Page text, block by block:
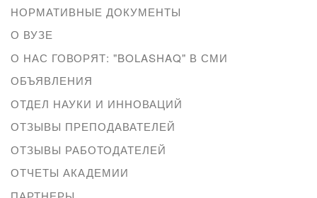
НОРМАТИВНЫЕ ДОКУМЕНТЫ
О ВУЗЕ
О НАС ГОВОРЯТ: "BOLASHAQ" В СМИ
ОБЪЯВЛЕНИЯ
ОТДЕЛ НАУКИ И ИННОВАЦИЙ
ОТЗЫВЫ ПРЕПОДАВАТЕЛЕЙ
ОТЗЫВЫ РАБОТОДАТЕЛЕЙ
ОТЧЕТЫ АКАДЕМИИ